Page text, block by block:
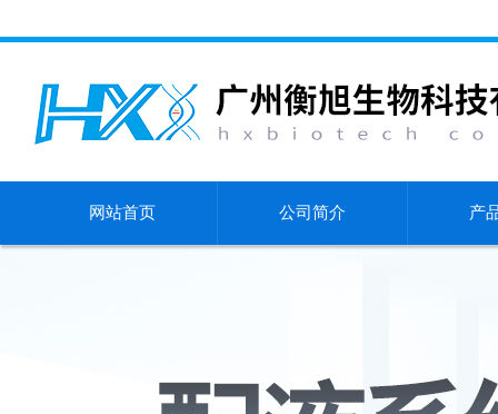
网站首页 公司简介 产